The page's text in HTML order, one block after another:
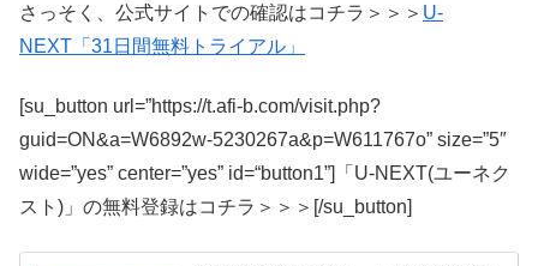
さっそく、公式サイトでの確認はコチラ＞＞＞ U-
NEXT「31日間無料トライアル」
[su_button url=”https://t.afi-b.com/visit.php?
guid=ON&a=W6892w-5230267a&p=W611767o” size=”5″
wide=”yes” center=”yes” id=“button1”]「U-NEXT(ユーネク
スト)」の無料登録はコチラ＞＞＞[/su_button]